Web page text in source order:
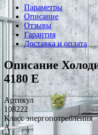
Параметры
Описание
Отзывы
Гарантия
Доставка и оплата
Описание
4180 E
Артикул
108222
Класс энергопотребления
A